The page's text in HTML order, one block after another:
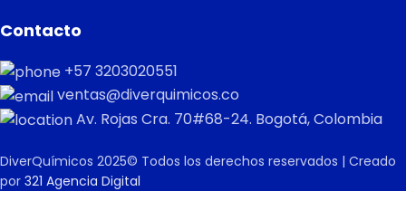
Contacto
+57 3203020551
ventas@diverquimicos.co
Av. Rojas Cra. 70#68-24. Bogotá, Colombia
DiverQuímicos 2025© Todos los derechos reservados | Creado
por 321 Agencia Digital